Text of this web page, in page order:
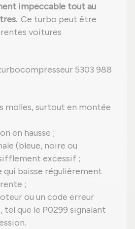
impeccable tout au
. Ce turbo peut être
voitures
5303 988
molles, surtout en montée
en hausse ;
(bleue, noire ou
excessif ;
qui baisse régulièrement
;
ou un code erreur
que le P0299 signalant